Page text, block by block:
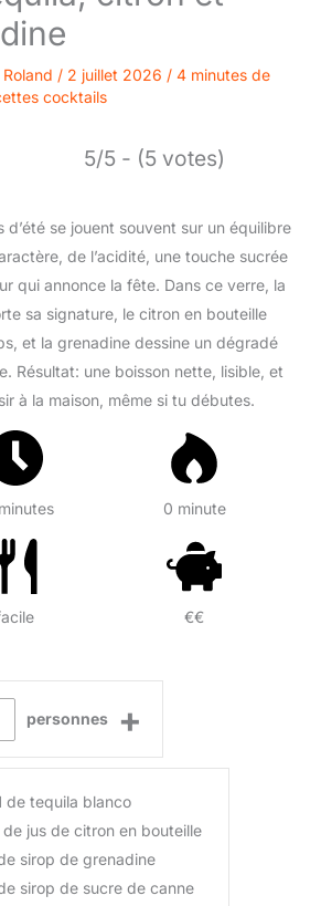
/ 2 juillet 2026 / 4 minutes de
cocktails
5/5 - (5 votes)
d’été se jouent souvent sur un équilibre
de l’acidité, une touche sucrée
qui annonce la fête. Dans ce verre, la
sa signature, le citron en bouteille
et la grenadine dessine un dégradé
Résultat: une boisson nette, lisible, et
à la maison, même si tu débutes.
0 minute
€€
personnes +
de tequila blanco
de jus de citron en bouteille
sirop de grenadine
sirop de sucre de canne